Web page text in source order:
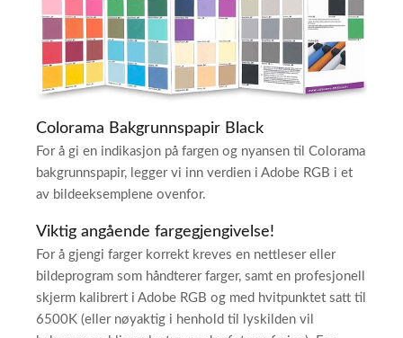
Colorama Bakgrunnspapir Black
For å gi en indikasjon på fargen og nyansen til Colorama
bakgrunnspapir, legger vi inn verdien i Adobe RGB i et
av bildeeksemplene ovenfor.
Viktig angående fargegjengivelse!
For å gjengi farger korrekt kreves en nettleser eller
bildeprogram som håndterer farger, samt en profesjonell
skjerm kalibrert i Adobe RGB og med hvitpunktet satt til
6500K (eller nøyaktig i henhold til lyskilden vil